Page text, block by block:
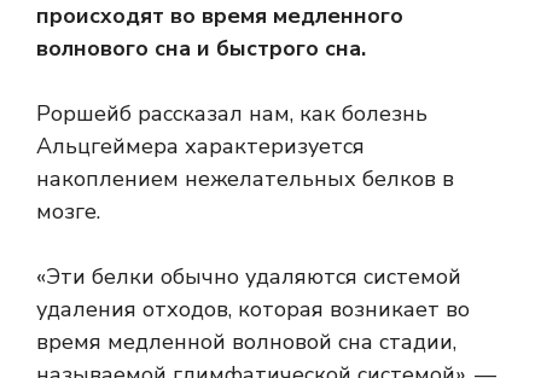
происходят во время медленного
волнового сна и быстрого сна.
Роршейб рассказал нам, как болезнь
Альцгеймера характеризуется
накоплением нежелательных белков в
мозге.
«Эти белки обычно удаляются системой
удаления отходов, которая возникает во
время медленной волновой сна стадии,